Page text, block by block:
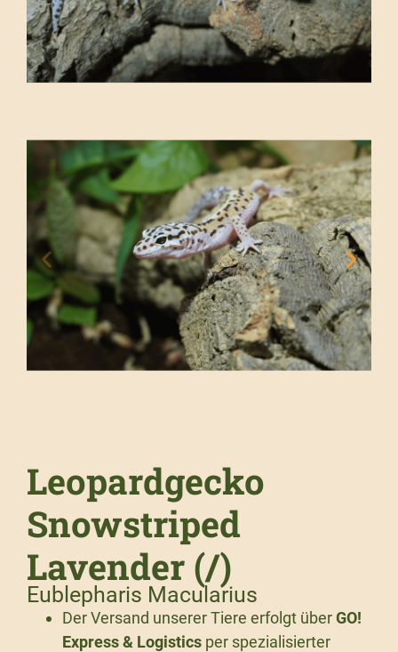
Leopardgecko
Snowstriped
Lavender (/)
Eublepharis Macularius
Der Versand unserer Tiere erfolgt überGO!
Express & Logistics per spezialisierter